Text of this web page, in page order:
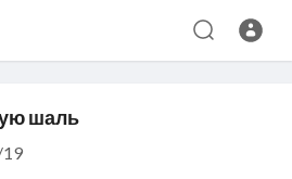
watch?v=8BDw6HemukU
шаль